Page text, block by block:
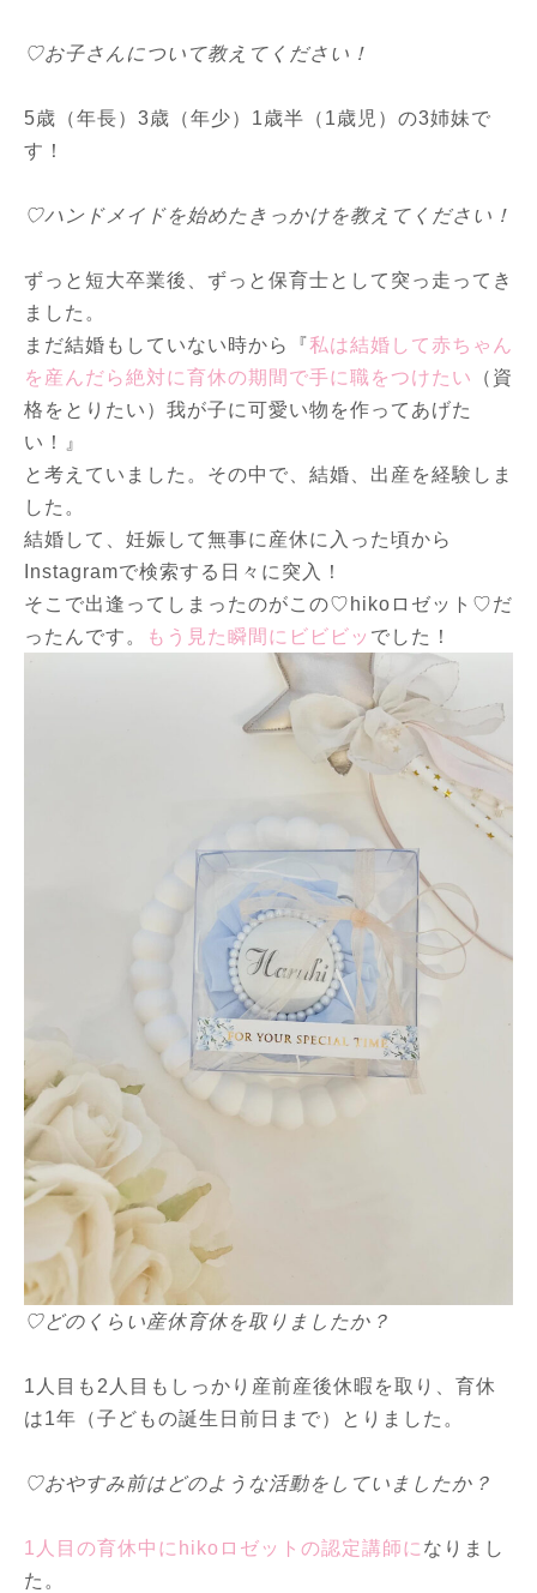
♡お子さんについて教えてください！
5歳（年長）3歳（年少）1歳半（1歳児）の3姉妹で
す！
♡ハンドメイドを始めたきっかけを教えてください！
ずっと短大卒業後、ずっと保育士として突っ走ってき
ました。
まだ結婚もしていない時から『私は結婚して赤ちゃん
を産んだら絶対に育休の期間で手に職をつけたい
（資
格をとりたい）我が子に可愛い物を作ってあげた
い！』
と考えていました。その中で、結婚、出産を経験しま
した。
結婚して、妊娠して無事に産休に入った頃から
Instagramで検索する日々に突入！
そこで出逢ってしまったのがこの♡hikoロゼット♡だ
ったんです。
もう見た瞬間にビビビッ でした！
♡どのくらい産休育休を取りましたか？
1人目も2人目もしっかり産前産後休暇を取り、育休
は1年（子どもの誕生日前日まで）とりました。
♡おやすみ前はどのような活動をしていましたか？
1人目の育休中にhikoロゼットの認定講師に なりまし
た。